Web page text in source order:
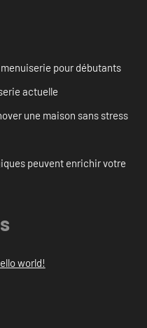
pour débutants
actuelle
une maison sans stress
peuvent enrichir votre
world!